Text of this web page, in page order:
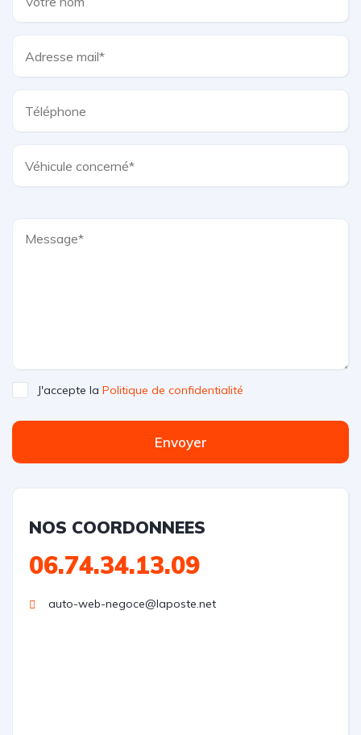
J'accepte la Politique de confidentialité
Envoyer
NOS COORDONNEES
06.74.34.13.09
auto-web-negoce@laposte.net